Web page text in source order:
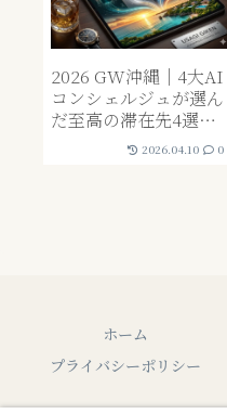
2026 GW沖縄｜4大AI
コンシェルジュが選ん
だ至高の滞在先4選——
ChatGPT・Claude・
Grok・Geminiが「そ
2026.04.10 0
ホーム
プライバシーポリシー